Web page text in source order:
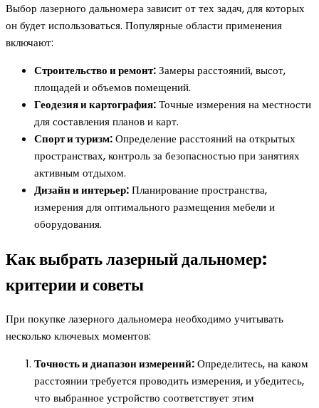
Выбор лазерного дальномера зависит от тех задач, для которых
он будет использоваться. Популярные области применения
включают:
Строительство и ремонт:Замеры расстояний, высот,
площадей и объемов помещений.
Геодезия и картография:Точные измерения на местности
для составления планов и карт.
Спорт и туризм:Определение расстояний на открытых
пространствах, контроль за безопасностью при занятиях
активным отдыхом.
Дизайн и интерьер:Планирование пространства,
измерения для оптимального размещения мебели и
оборудования.
Как выбрать лазерный дальномер:
критерии и советы
При покупке лазерного дальномера необходимо учитывать
несколько ключевых моментов:
Точность и диапазон измерений:Определитесь, на каком
расстоянии требуется проводить измерения, и убедитесь,
что выбранное устройство соответствует этим